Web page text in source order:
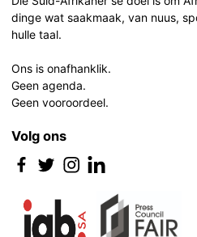
dinge wat saakmaak, van nuus,
hulle taal.
Ons is onafhanklik.
Geen agenda.
Geen vooroordeel.
Volg ons